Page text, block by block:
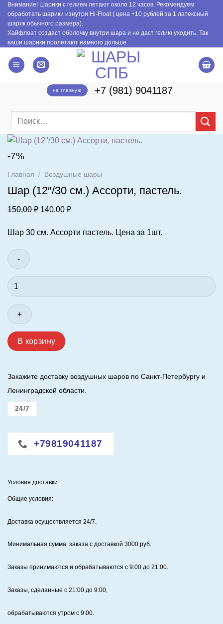
Skip
content
Внимание! Шарики с гелием летают около 12 часов. Рекомендуем
обработать шарики изнутри Hi-Float ( цена +10 рублей за 1 латексный
шарик обычного размера).
Хайфлоат создаст оболочку внутри шара и не даст гелию уходить. Так
ваши шарики пролетают намного дольше.
на главную +7 (981) 9041187
Искать:
-7%
Главная / Воздушные шары
Шар (12″/30 см.) Ассорти, пастель.
150,00₽ Первоначальная
составляла
140,00 ₽Текущая
140,00 ₽.
Шар 30 см. Ассорти пастель. Цена за 1шт.
Количество
товара
Шар
(12"/30
Ассорти,
пастель.
В корзину
Закажите доставку воздушных шаров по Санкт-Петербургу и
Ленинградской области.
24/7
+79819041187
Условия доставки
Общие условия:
Доставка осуществляется 24/7
Минимальная сумма заказа с доставкой 3000 руб.
Заказы принимаются и обрабатываются с 9:00 до 21:00.
Заказы, сделанные с 21:00 до 9:00,
обрабатываются утром с 9:00.